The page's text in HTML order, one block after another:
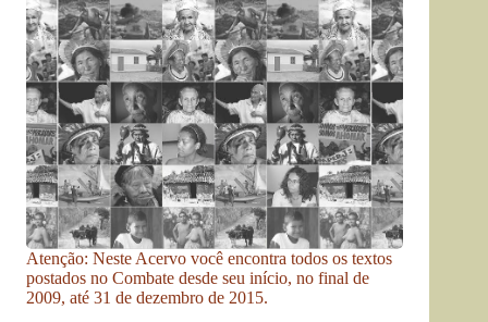
Atenção: Neste Acervo você encontra todos os textos
postados no Combate desde seu início, no final de
2009, até 31 de dezembro de 2015.